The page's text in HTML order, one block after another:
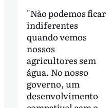
"Não podemos ficar
indiferentes
quando vemos
nossos
agricultores sem
água. No nosso
governo, um
desenvolvimento